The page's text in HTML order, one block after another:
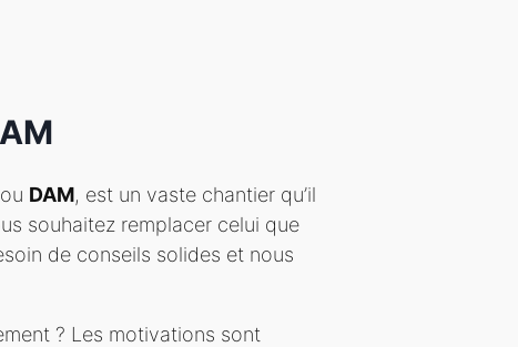
DAM, est un vaste chantier qu’il
souhaitez remplacer celui que
de conseils solides et nous
? Les motivations sont